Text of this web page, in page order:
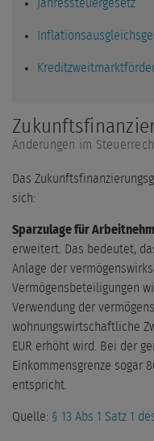
Jahressteuergesetz
Änderungen im
Das
sich:
Sparzulage für
erweitert. Das bedeutet,
Anlage der
Vermögensbeteiligungen
Verwendung der
wohnungswirtschaftliche
EUR erhöht wird. Bei der
Einkommensgrenze sogar
entspricht.
Quelle: § 13 Abs 1 Satz 1